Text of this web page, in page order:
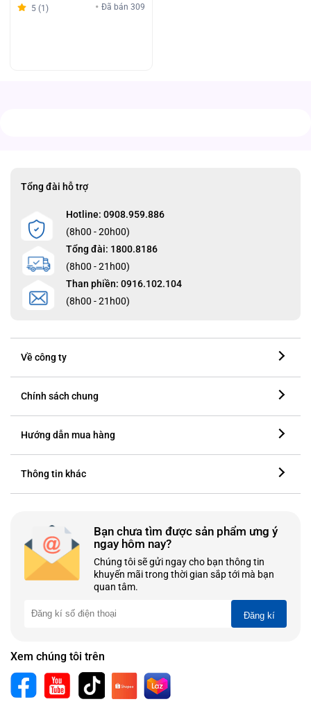
5 (1) Đã bán 309
Tổng đài hỗ trợ
Hotline: 0908.959.886
(8h00 - 20h00)
Tổng đài: 1800.8186
(8h00 - 21h00)
Than phiền: 0916.102.104
(8h00 - 21h00)
Về công ty
Chính sách chung
Hướng dẫn mua hàng
Thông tin khác
Bạn chưa tìm được sản phẩm ưng ý
ngay hôm nay?
Chúng tôi sẽ gửi ngay cho bạn thông tin
khuyến mãi trong thời gian sắp tới mà bạn
quan tâm.
Đăng kí
Xem chúng tôi trên